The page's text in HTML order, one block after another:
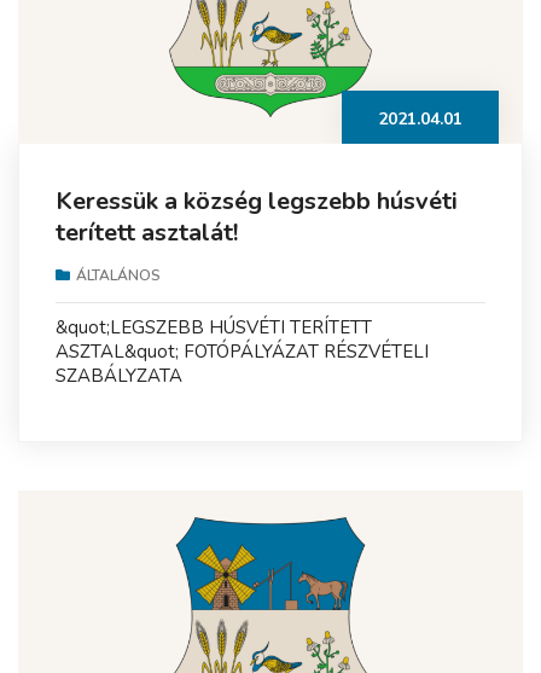
2021.04.01
Keressük a község legszebb húsvéti
terített asztalát!
ÁLTALÁNOS
&quot;LEGSZEBB HÚSVÉTI TERÍTETT
ASZTAL&quot; FOTÓPÁLYÁZAT RÉSZVÉTELI
SZABÁLYZATA